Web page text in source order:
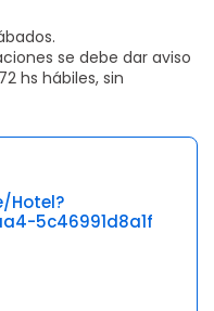
se debe dar aviso
hs hábiles, sin
Hotel?
5c46991d8a1f